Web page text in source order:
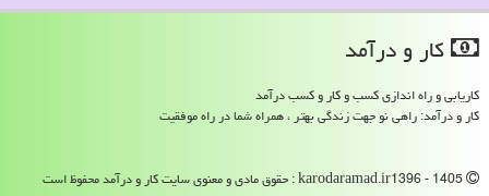
كار و درآمد
کاریابی و راه اندازی کسب و کار و کسب درآمد
کار و درآمد: راهی نو جهت زندگی بهتر ، همراه شما در راه موفقیت